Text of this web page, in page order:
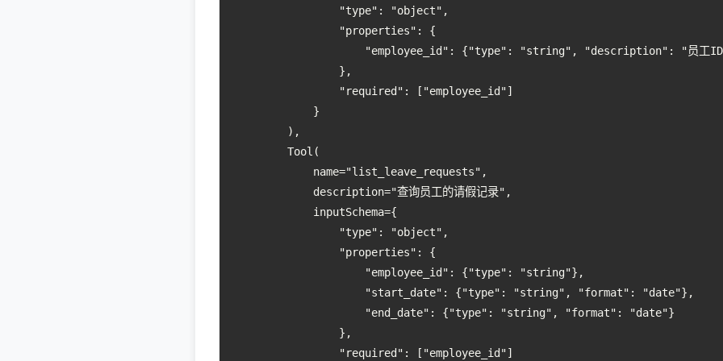
                "type": "object",
                "properties": {
"employee_id": {"type": "string", "description": "员工
                },
                "required": ["employee_id"]
            }
        ),
        Tool(
            name="list_leave_requests",
            description="查询员工的请假记录",
            inputSchema={
                "type": "object",
                "properties": {
                    "employee_id": {"type": "string"},
                    "start_date": {"type": "string", "format": "date"},
                    "end_date": {"type": "string", "format": "date"}
                },
                "required": ["employee_id"]